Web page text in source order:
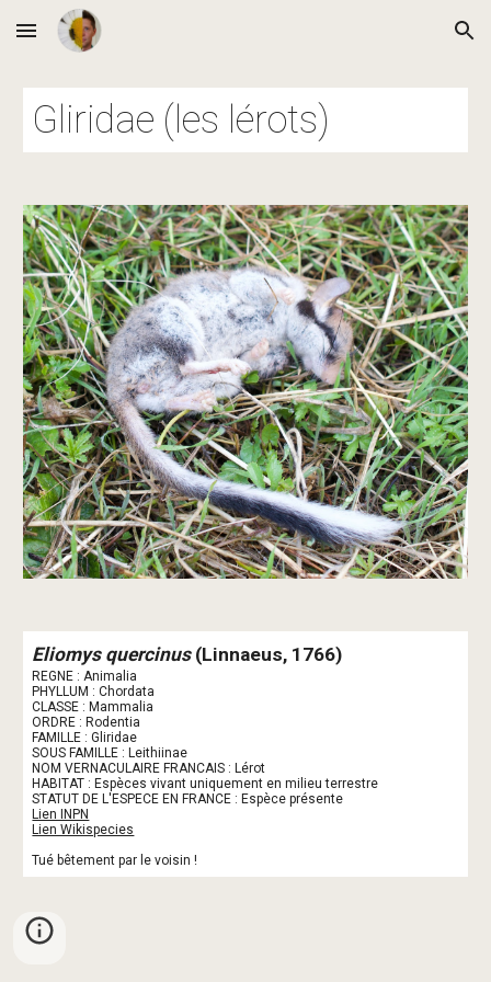
Skip to main content Skip to navigation
Gliridae (les lérots)
Eliomys quercinus (Linnaeus, 1766)
REGNE : Animalia
PHYLLUM : Chordata
CLASSE : Mammalia
ORDRE : Rodentia
FAMILLE : Gliridae
SOUS FAMILLE : Leithiinae
NOM VERNACULAIRE FRANCAIS : Lérot
HABITAT : Espèces vivant uniquement en milieu terrestre
STATUT DE L'ESPECE EN FRANCE : Espèce présente
Lien INPN
Lien Wikispecies
Tué bêtement par le voisin !